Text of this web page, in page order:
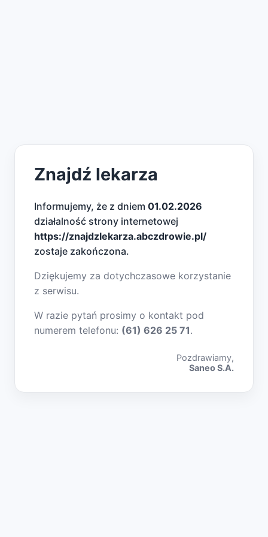
Znajdź lekarza
Informujemy, że z dniem 01.02.2026
działalność strony internetowej
https://znajdzlekarza.abczdrowie.pl/
zostaje zakończona.
Dziękujemy za dotychczasowe korzystanie
z serwisu.
W razie pytań prosimy o kontakt pod
numerem telefonu: (61) 626 25 71.
Pozdrawiamy,
Saneo S.A.